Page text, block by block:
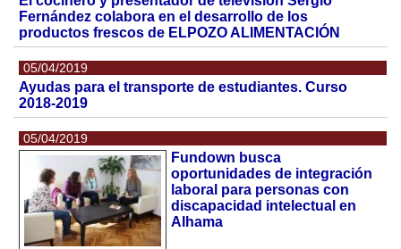
Fernández colabora en el desarrollo de los
productos frescos de ELPOZO ALIMENTACIÓN
05/04/2019
Ayudas para el transporte de estudiantes. Curso
2018-2019
05/04/2019
Fundown busca
oportunidades de integración
laboral para personas con
discapacidad intelectual en
Alhama